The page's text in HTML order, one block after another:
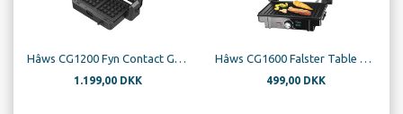
Hâws CG1200 Fyn Contact Grill 4in1
1.199,00 DKK
Hâws CG1600 Falster Table Grill / Panini Grill 1600W ILAG
499,00 DKK